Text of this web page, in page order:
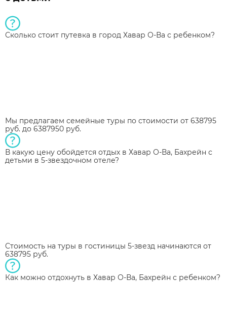
Сколько стоит путевка в город Хавар О-Ва с ребенком?
Мы предлагаем семейные туры по стоимости от 638795
руб. до 6387950 руб.
В какую цену обойдется отдых в Хавар О-Ва, Бахрейн с
детьми в 5-звездочном отеле?
Стоимость на туры в гостиницы 5-звезд начинаются от
638795 руб.
Как можно отдохнуть в Хавар О-Ва, Бахрейн с ребенком?